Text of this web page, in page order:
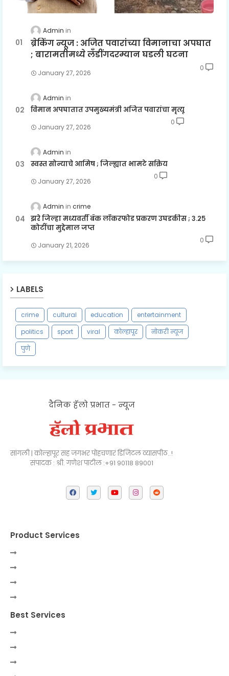
Admin
ब्रेकिंग न्यूज : अजित पवारांच्या विमानाचा अपघात
; बारामतीमध्ये लॅंडींगदरम्यान घडली घटना
January 27, 2026
0
Admin
विमान अपघातात उपमुख्यमंत्री अजित पवारांचा मृत्यू
January 27, 2026
0
Admin
स्वस्त सोन्याचे आमिष ; जिल्ह्यात भामटे सक्रिय
January 27, 2026
0
Admin crime
झरे जिल्हा मध्यवर्ती बँक लॉकरफोड प्रकरण उघडकीस ; ३.२५
कोटींचा मुद्देमाल जप्त
January 21, 2026
0
LABELS
crime cultural education
entertainment
politics
sport viral कोल्हापूर
नोकरी न्यूज
पुणे
दैनिक हॅलो प्रभात - न्यूज
सांगली | कोल्हापूर सह जगभर पोहचणारं डिजिटल व्यासपीठ..!
संपादक : श्री. गणेश पाटील :+91 90118 89001
Product Services
Best Services